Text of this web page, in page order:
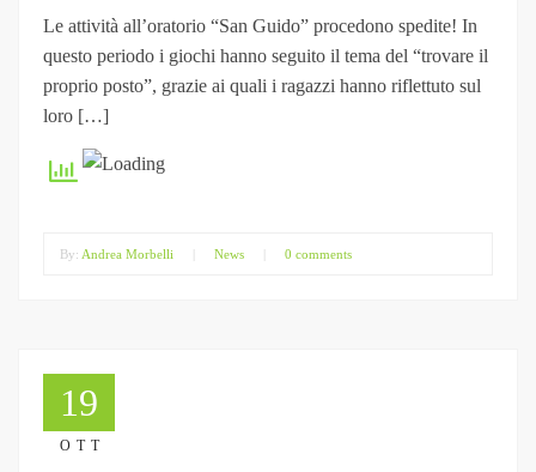
Le attività all’oratorio “San Guido” procedono spedite! In
questo periodo i giochi hanno seguito il tema del “trovare il
proprio posto”, grazie ai quali i ragazzi hanno riflettuto sul
loro […]
By: Andrea Morbelli News 0 comments
19
OTT